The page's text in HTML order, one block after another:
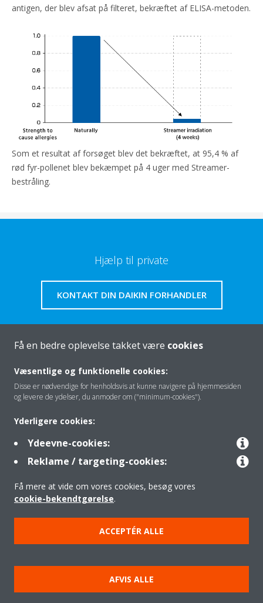
antigen, der blev afsat på filteret, bekræftet af ELISA-metoden.
Som et resultat af forsøget blev det bekræftet, at 95,4 % af
rød fyr-pollenet blev bekæmpet på 4 uger med Streamer-
bestråling.
Hjælp til private
KONTAKT DIN DAIKIN FORHANDLER
Om os
Kontakt
Produkter
Copyright © Daikin
Juridisk meddelelse
Cookies
Databeskyttelsespolitik
Gruppeetik
Data Act
Få en bedre oplevelse takket være cookies
Væsentlige og funktionelle cookies:
Disse er nødvendige for henholdsvis at kunne navigere på hjemmesiden
og levere de ydelser, du anmoder om ("minimum-cookies").
Yderligere cookies:
Ydeevne-cookies:
Reklame / targeting-cookies:
Få mere at vide om vores cookies, besøg vores
cookie-bekendtgørelse.
ACCEPTÉR ALLE
AFVIS ALLE